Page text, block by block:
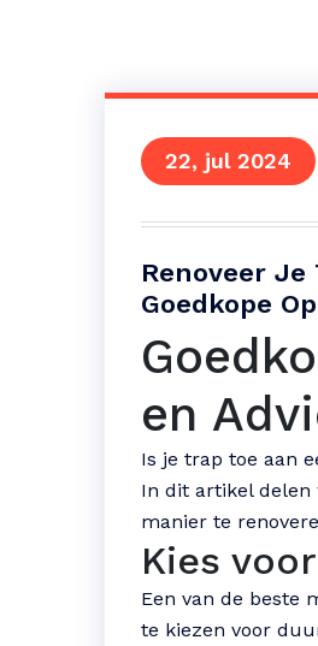
22, jul 2024
Renoveer
Goedkope
en
Is je trap toe aan
In dit artikel delen
manier te
Kies
Een van de beste
te kiezen voor